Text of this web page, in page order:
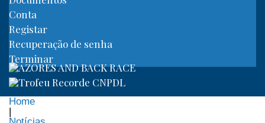
Conta
Registar
Recuperação de senha
Terminar
Home
|